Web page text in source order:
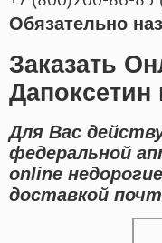
Обязательно
Заказать
Дапоксетин
Для Вас
федеральной
online
доставкой